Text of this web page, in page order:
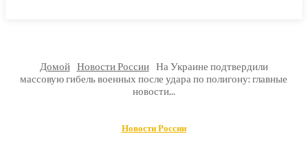
Домой Новости России На Украине подтвердили
массовую гибель военных после удара по полигону: главные
новости...
Новости России